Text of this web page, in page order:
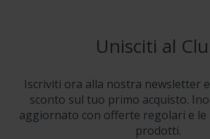
Unisciti al
Iscriviti ora alla nostra newsletter
sconto sul tuo primo acquisto.
aggiornato con offerte regolari e le
prodotti.